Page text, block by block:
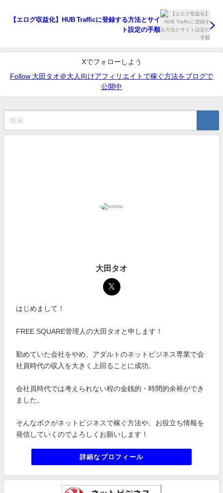
【エログ収益化】HUB Trafficに登録する方法とサイ
ト設定の手順
Xでフォローしよう
Follow 大田タオ＠大人向けアフィリエイトで稼ぐ方法をブログで
公開中
大田タオ
はじめまして！
FREE SQUARE管理人の大田タオと申します！
勤めていた会社をやめ、アダルトのネットビジネス専業で会
社員時代の収入を大きく上回ることに成功。
会社員時代では考えられない程の金銭的・時間的余裕ができ
ました。
そんなボクがネットビジネスで稼ぐ方法や、お役立ち情報を
発信していくのでよろしくお願いします！
詳細なプロフィール